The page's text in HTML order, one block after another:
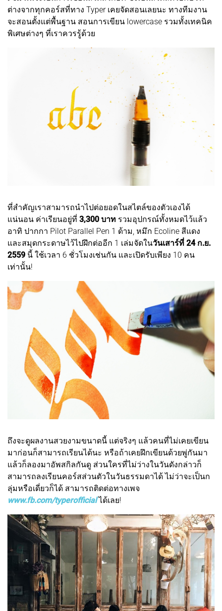
ต่างจากทุกคอร์สที่ทาง Typer เคยจัดสอนเลยนะ ทางทีมงาน
จะสอนตั้งแต่พื้นฐาน สอนการเขียน lowercase รวมทั้งเทคนิค
พิเศษต่างๆ ที่เราควรรู้ด้วย
ที่สำคัญเราสามารถนำไปต่อยอดในสไตล์ของตัวเองได้
แน่นอน ค่าเรียนอยู่ที่ 3,300 บาท รวมอุปกรณ์ทั้งหมดไว้แล้ว
อาทิ ปากกา Pilot Parallel Pen 1 ด้าม, หมึก Ecoline สีแดง
และสมุดกระดาษไว้ไปฝึกต่ออีก 1 เล่มจัดในวันเสาร์ที่ 24 ก.ย.
2559 นี้ ใช้เวลา 6 ชั่วโมงเช่นกัน และเปิดรับเพียง 10 คน
เท่านั้น!
ถึงจะดูผลงานสวยงามขนาดนี้ แต่จริงๆ แล้วคนที่ไม่เคยเขียน
มาก่อนก็สามารถเรียนได้นะ หรือถ้าเคยฝึกเขียนด้วยพู่กันมา
แล้วก็ลองมาอัพสกิลกันดู ส่วนใครที่ไม่ว่างในวันดังกล่าวก็
สามารถลงเรียนคอร์สส่วนตัวในวันธรรมดาได้ ไม่ว่าจะเป็นก
ลุ่มหรือเดี่ยวก็ได้ สามารถติดต่อทางเพจ
www.fb.com/typerofficial ได้เลย!